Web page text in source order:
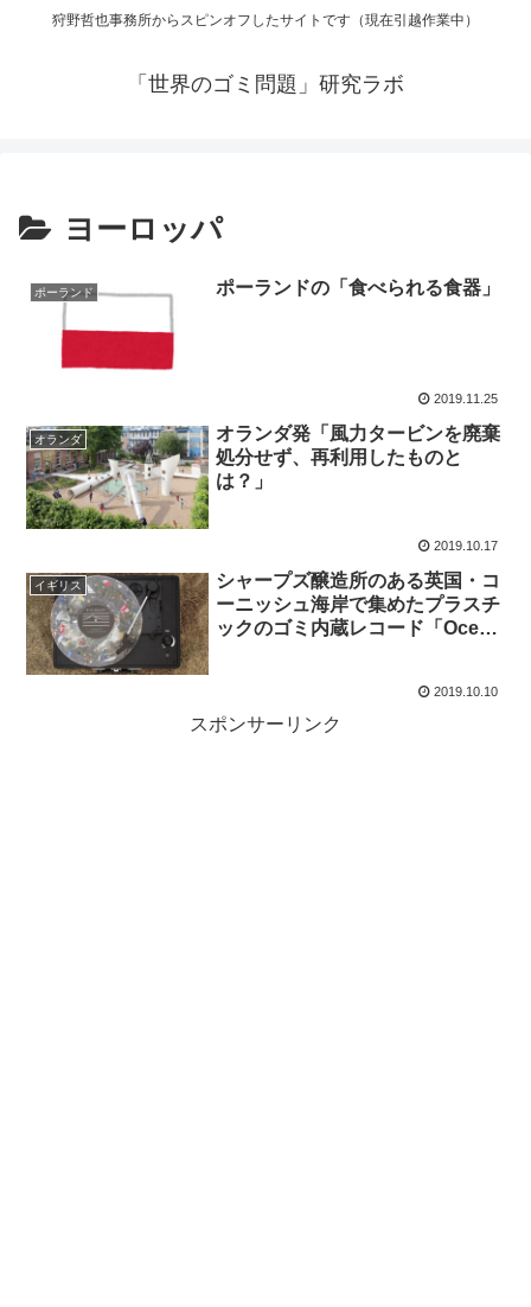
狩野哲也事務所からスピンオフしたサイトです（現在引越作業中）
「世界のゴミ問題」研究ラボ
ヨーロッパ
ポーランド ポーランドの「食べられる食器」
2019.11.25
オランダ
オランダ発「風力タービンを廃棄
処分せず、再利用したものと
は？」
2019.10.17
イギリス
シャープズ醸造所のある英国・コ
ーニッシュ海岸で集めたプラスチ
ックのゴミ内蔵レコード「Ocean
2019.10.10
スポンサーリンク